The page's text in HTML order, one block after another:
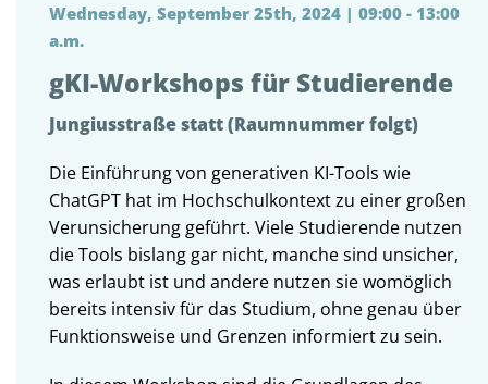
Wednesday, September 25th, 2024 | 09:00 - 13:00
a.m.
gKI-Workshops für Studierende
Jungiusstraße statt (Raumnummer folgt)
Die Einführung von generativen KI-Tools wie
ChatGPT hat im Hochschulkontext zu einer großen
Verunsicherung geführt. Viele Studierende nutzen
die Tools bislang gar nicht, manche sind unsicher,
was erlaubt ist und andere nutzen sie womöglich
bereits intensiv für das Studium, ohne genau über
Funktionsweise und Grenzen informiert zu sein.